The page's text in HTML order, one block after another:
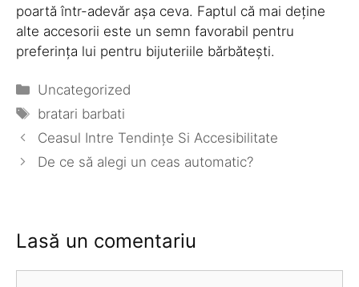
poartă într-adevăr așa ceva. Faptul că mai deține
alte accesorii este un semn favorabil pentru
preferința lui pentru bijuteriile bărbătești.
Categorii
Uncategorized
Etichete
bratari barbati
Ceasul Intre Tendinţe Si Accesibilitate
De ce să alegi un ceas automatic?
Lasă un comentariu